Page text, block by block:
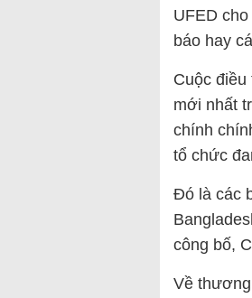
UFED
báo hay
Cuộc điều
mới nhất
chính
tổ chức
Đó là các
công bố,
Về